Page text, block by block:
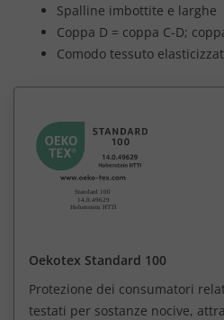
Spalline imbottite e larghe
Coppa D = coppa C-D;
Comodo tessuto
Oekotex Standard 100
Protezione dei consumatori
testati per sostanze nocive,